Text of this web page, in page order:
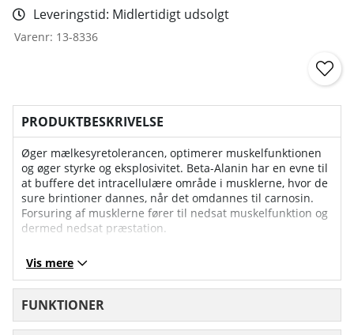
Leveringstid: Midlertidigt udsolgt
Varenr: 13-8336
PRODUKTBESKRIVELSE
Øger mælkesyretolerancen, optimerer muskelfunktionen
og øger styrke og eksplosivitet. Beta-Alanin har en evne til
at buffere det intracellulære område i musklerne, hvor de
sure brintioner dannes, når det omdannes til carnosin.
Forsuring af musklerne fører til nedsat muskelfunktion og
dermed nedsat præstation.
Beta-Alanin hører til de såkaldte glykogene aminosyrer,
dvs. danner glukose via glykogenese ved lavt
kulhydratindtag. Forsyner kroppen med muskelenergi i
form af ATP. Modvirker forsuring og mælkesyre, som fører
til en velfungerende muskelfunktion. Den kortvarige
Vis mere
FUNKTIONER